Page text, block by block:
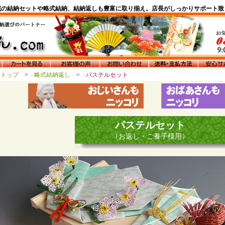
結納セットや略式結納、結納返しも豊富に取り揃え。店長がしっかりサポート
トップ > 略式結納返し > パステルセット
パステルセット
（お返し・ご養子様用）